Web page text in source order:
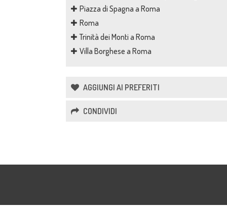
Piazza di Spagna a Roma
Roma
Trinità dei Monti a Roma
Villa Borghese a Roma
AGGIUNGI AI PREFERITI
CONDIVIDI